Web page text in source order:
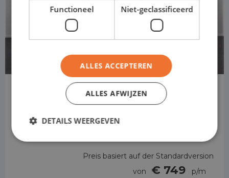
MINI Countryman
Automatisch
Preis basiert auf der Standardversion
von
€ 749
p/m
Functioneel Niet-geclassificeerd
ALLES ACCEPTEREN
ALLES AFWIJZEN
DETAILS WEERGEVEN